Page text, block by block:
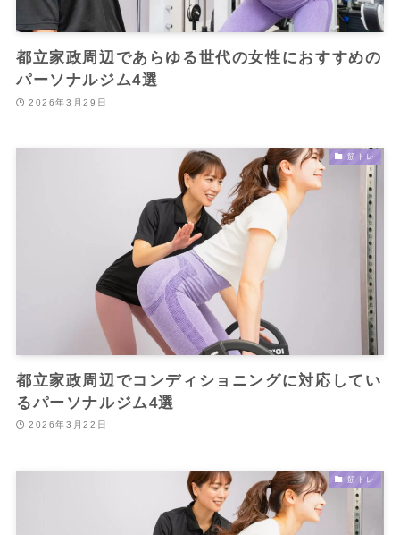
都立家政周辺であらゆる世代の女性におすすめの
パーソナルジム4選
2026年3月29日
筋トレ
都立家政周辺でコンディショニングに対応してい
るパーソナルジム4選
2026年3月22日
筋トレ